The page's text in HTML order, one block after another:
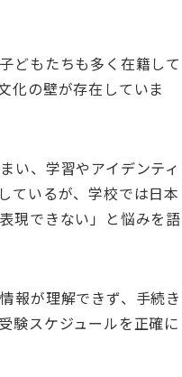
どもたちも多く在籍して
化の壁が存在していま
い、学習やアイデンティ
ているが、学校では日本
現できない」と悩みを語
報が理解できず、手続き
験スケジュールを正確に